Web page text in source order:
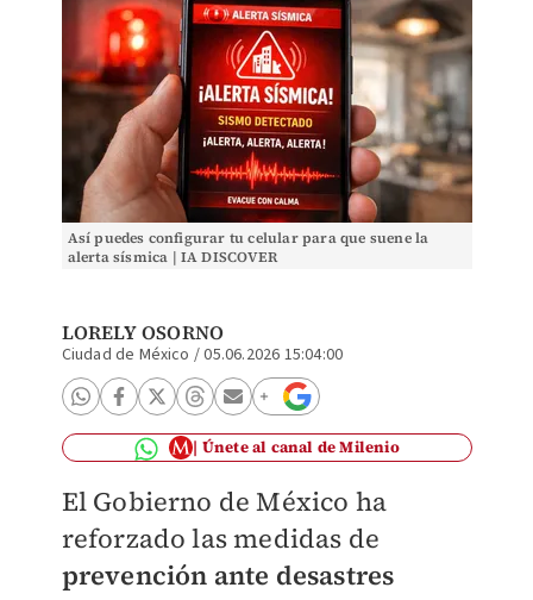
Así puedes configurar tu celular para que suene la
alerta sísmica | IA DISCOVER
LORELY OSORNO
Ciudad de México /05.06.2026 15:04:00
Únete al canal de Milenio
El Gobierno de México ha
reforzado las medidas de
prevención ante desastres